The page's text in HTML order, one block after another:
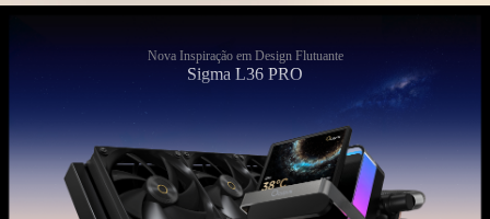
Nova Inspiração em Design Flutuante
Sigma L36 PRO